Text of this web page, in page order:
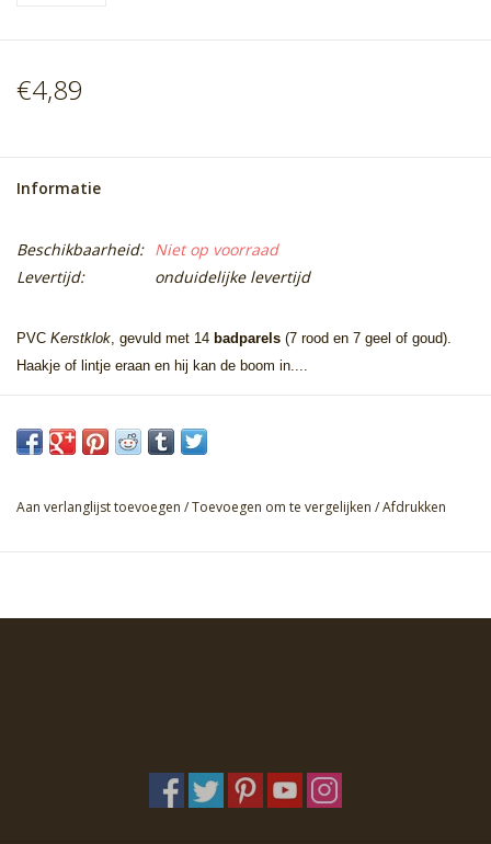
€4,89
Informatie
Beschikbaarheid: Niet op voorraad
Levertijd:
onduidelijke levertijd
PVC Kerstklok, gevuld met 14 badparels (7 rood en 7 geel of goud).
Haakje of lintje eraan en hij kan de boom in....
Aan verlanglijst toevoegen /Toevoegen om te vergelijken /Afdrukken